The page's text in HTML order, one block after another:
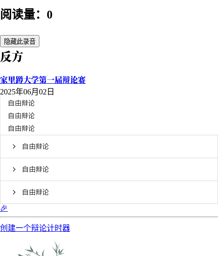
阅读量：0
隐藏此录音
反方
家里蹲大学第一届辩论赛
2025年06月02日
自由辩论
自由辩论
自由辩论
自由辩论
自由辩论
自由辩论
🎉
创建一个辩论计时器